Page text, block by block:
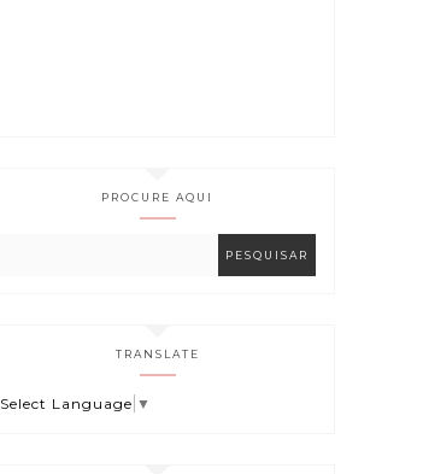
PROCURE AQUI
TRANSLATE
Select Language ▼